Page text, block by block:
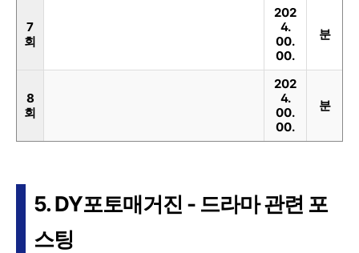
7
회
202
4.
00.
00.
분
8
회
202
4.
00.
00.
분
5. DY포토매거진 - 드라마 관련 포
스팅